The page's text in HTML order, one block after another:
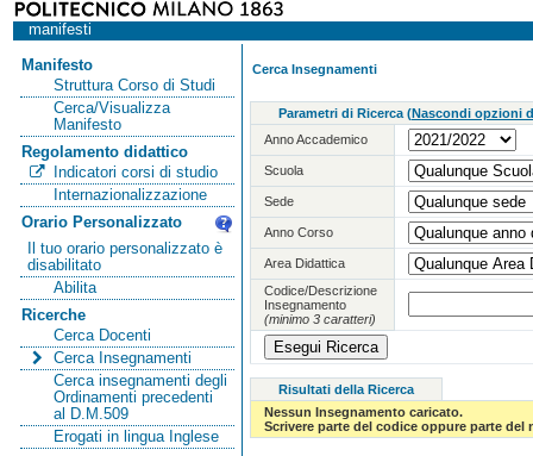
manifesti
Manifesto
Struttura Corso di Studi
Cerca/Visualizza
Manifesto
Regolamento didattico
Indicatori corsi di studio
Internazionalizzazione
Orario Personalizzato
Il tuo orario personalizzato è
disabilitato
Abilita
Ricerche
Cerca Docenti
Cerca Insegnamenti
Cerca insegnamenti degli
Ordinamenti precedenti
al D.M.509
Erogati in lingua Inglese
Cerca Insegnamenti
Parametri di Ricerca (Nascondi opzioni
Anno Accademico
Scuola
Sede
Anno Corso
Area Didattica
Codice/Descrizione
Insegnamento
(minimo 3 caratteri)
Risultati della Ricerca
Nessun Insegnamento caricato.
Scrivere parte del codice oppure parte